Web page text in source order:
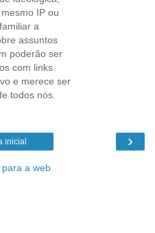
IP ou
a
assuntos
poderão ser
com links.
e merece ser
todos nós.
›
inicial
a web